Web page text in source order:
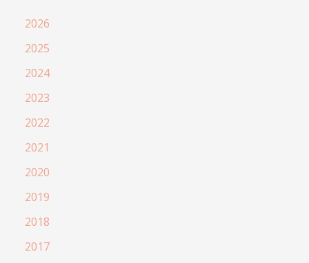
2026
2025
2024
2023
2022
2021
2020
2019
2018
2017